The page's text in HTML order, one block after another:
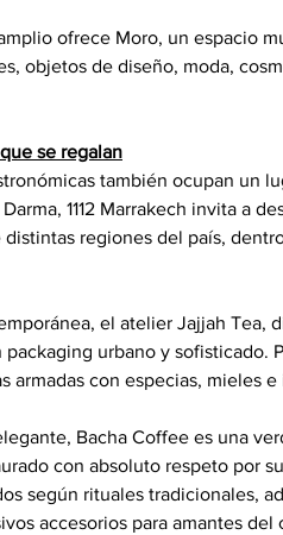
ofrece Moro, un espacio
objetos de diseño, moda,
se regalan
también ocupan un
1112 Marrakech invita a
distintas regiones del país,
el atelier Jajjah Tea,
urbano y sofisticado.
armadas con especias, mieles
Bacha Coffee es una
con absoluto respeto por
según rituales tradicionales,
accesorios para amantes del